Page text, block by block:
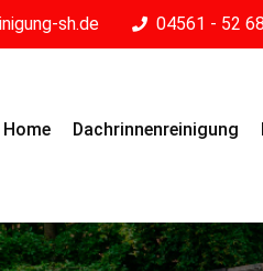
sh.de 04561 - 52
Home Dachrinnenreinigung